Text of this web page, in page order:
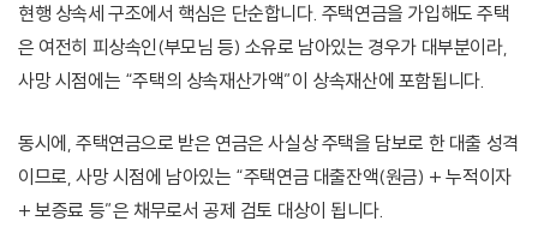
현행 상속세 구조에서 핵심은 단순합니다. 주택연금을 가입해도 주택
은 여전히 피상속인(부모님 등) 소유로 남아있는 경우가 대부분이라,
사망 시점에는 “주택의 상속재산가액”이 상속재산에 포함됩니다.
동시에, 주택연금으로 받은 연금은 사실상 주택을 담보로 한 대출 성격
이므로, 사망 시점에 남아있는 “주택연금 대출잔액(원금) + 누적이자
+ 보증료 등”은 채무로서 공제 검토 대상이 됩니다.